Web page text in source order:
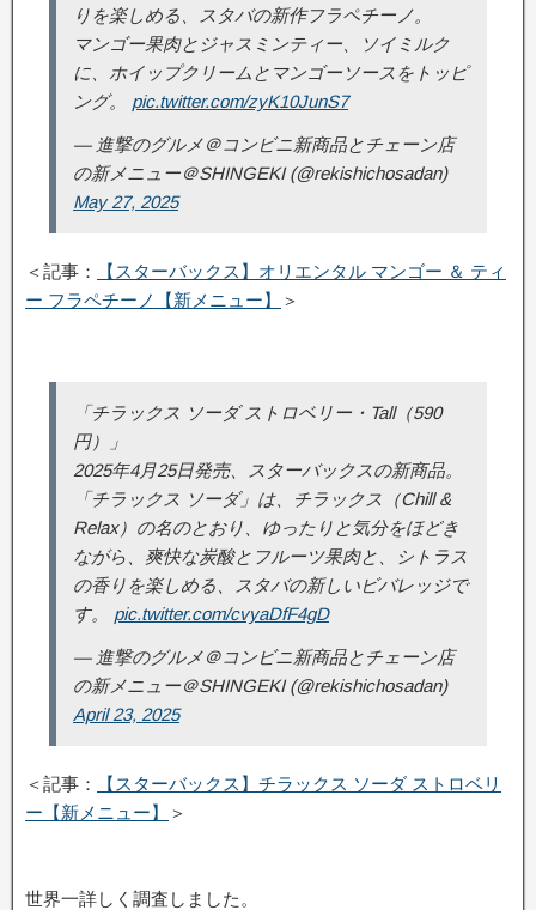
りを楽しめる、スタバの新作フラペチーノ。
マンゴー果肉とジャスミンティー、ソイミルク
に、ホイップクリームとマンゴーソースをトッピ
ング。 pic.twitter.com/zyK10JunS7
— 進撃のグルメ＠コンビニ新商品とチェーン店
の新メニュー＠SHINGEKI (@rekishichosadan)
May 27, 2025
＜記事：
【スターバックス】オリエンタル マンゴー ＆ ティ
ー フラペチーノ【新メニュー】
＞
「チラックス ソーダ ストロベリー・Tall（590
円）」
2025年4月25日発売、スターバックスの新商品。
「チラックス ソーダ」は、チラックス（Chill &
Relax）の名のとおり、ゆったりと気分をほどき
ながら、爽快な炭酸とフルーツ果肉と、シトラス
の香りを楽しめる、スタバの新しいビバレッジで
す。 pic.twitter.com/cvyaDfF4gD
— 進撃のグルメ＠コンビニ新商品とチェーン店
の新メニュー＠SHINGEKI (@rekishichosadan)
April 23, 2025
＜記事：
【スターバックス】チラックス ソーダ ストロベリ
ー【新メニュー】
＞
世界一詳しく調査しました。